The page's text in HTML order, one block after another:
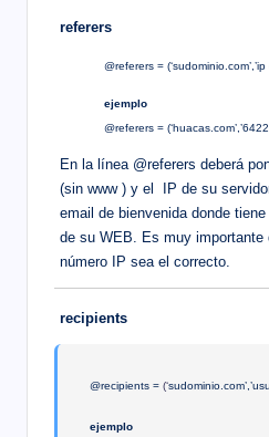
referers
@referers =
ejemplo
@referers =
En la línea @referers deberá
(sin www ) y el IP de su
email de bienvenida donde
de su WEB. Es muy importante
número IP sea el correcto.
recipients
@recipients =(‘
ejemplo